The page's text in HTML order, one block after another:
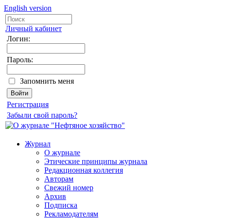
English version
Личный кабинет
Логин:
Пароль:
Запомнить меня
Регистрация
Забыли свой пароль?
Журнал
О журнале
Этические принципы журнала
Редакционная коллегия
Авторам
Свежий номер
Архив
Подписка
Рекламодателям